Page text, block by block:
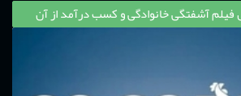
آشفتگی خانوادگی و کسب درآمد از آن